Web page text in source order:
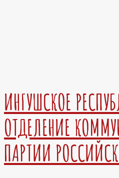
ИНГУШСКОЕ
ОТДЕЛЕНИЕ
ПАРТИИ